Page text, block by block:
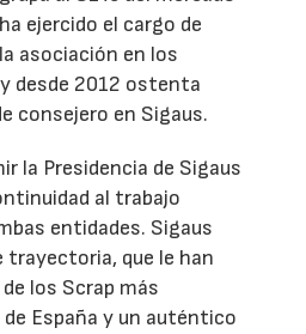
ejercido el cargo de
asociación en los
desde 2012 ostenta
consejero en Sigaus.
la Presidencia de Sigaus
al trabajo
entidades. Sigaus
trayectoria, que le han
los Scrap más
España y un auténtico